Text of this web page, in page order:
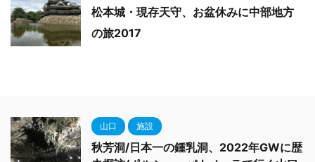
松本城・現存天守、お盆休みに中部地方
の旅2017
山口 施設
秋芳洞/日本一の鍾乳洞、2022年GWに歴